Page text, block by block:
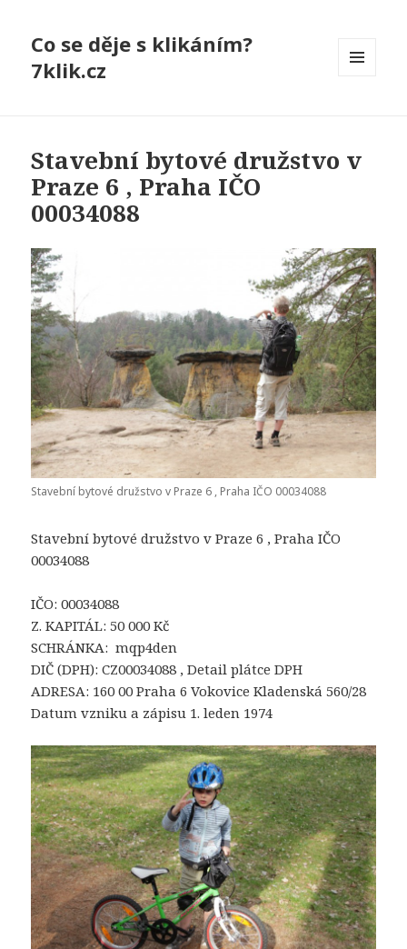
Co se děje s klikáním?
7klik.cz
Stavební bytové družstvo v
Praze 6 , Praha IČO
00034088
Stavební bytové družstvo v Praze 6 , Praha IČO 00034088
Stavební bytové družstvo v Praze 6 , Praha IČO
00034088
IČO: 00034088
Z. KAPITÁL: 50 000 Kč
SCHRÁNKA: mqp4den
DIČ (DPH): CZ00034088 , Detail plátce DPH
ADRESA: 160 00 Praha 6 Vokovice Kladenská 560/28
Datum vzniku a zápisu 1. leden 1974